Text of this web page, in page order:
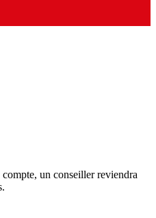
un conseiller reviendra